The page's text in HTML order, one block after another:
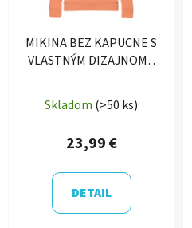
MIKINA BEZ KAPUCNE S
VLASTNÝM DIZAJNOM -
Skladom (>50 ks)
23,99 €
DETAIL